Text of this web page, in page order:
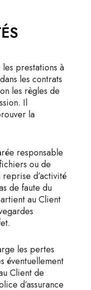
les prestations à
les contrats
les règles de
Il
la
responsable
ou de
d’activité
de faute du
au Client
les pertes
éventuellement
Client de
d’assurance